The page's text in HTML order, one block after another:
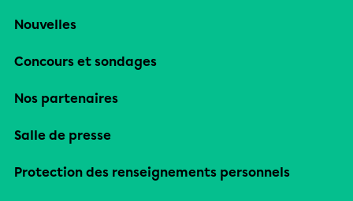
Nouvelles
Concours et sondages
Nos partenaires
Salle de presse
Protection des renseignements personnels